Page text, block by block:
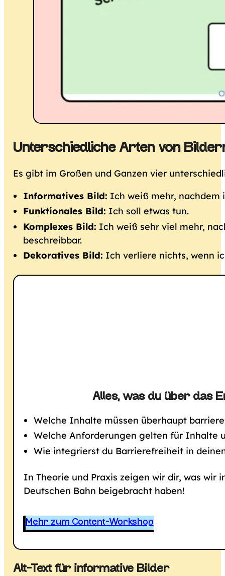
Unterschiedliche Arten von
Es gibt im Großen und Ganzen vier
Informatives Bild: Ich weiß mehr, nachdem
Funktionales Bild: Ich soll etwas tun.
Komplexes Bild: Ich weiß sehr viel mehr,
beschreibbar.
Dekoratives Bild: Ich verliere nichts, wenn
Alles, was du über das
Welche Inhalte müssen überhaupt
Welche Anforderungen gelten für Inhalte
Wie integrierst du Barrierefreiheit in
In Theorie und Praxis zeigen wir dir, was wir
Deutschen Bahn beigebracht haben!
Mehr zum Content-Workshop
Alt-Text für informative Bilder